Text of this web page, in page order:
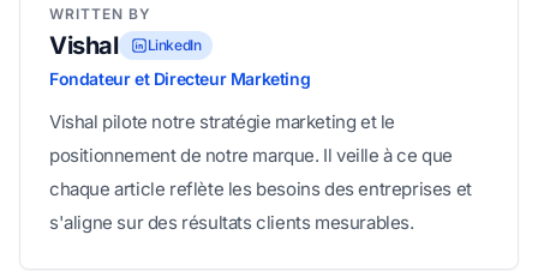
WRITTEN BY
Vishal LinkedIn
Fondateur et Directeur Marketing
Vishal pilote notre stratégie marketing et le
positionnement de notre marque. Il veille à ce que
chaque article reflète les besoins des entreprises et
s'aligne sur des résultats clients mesurables.